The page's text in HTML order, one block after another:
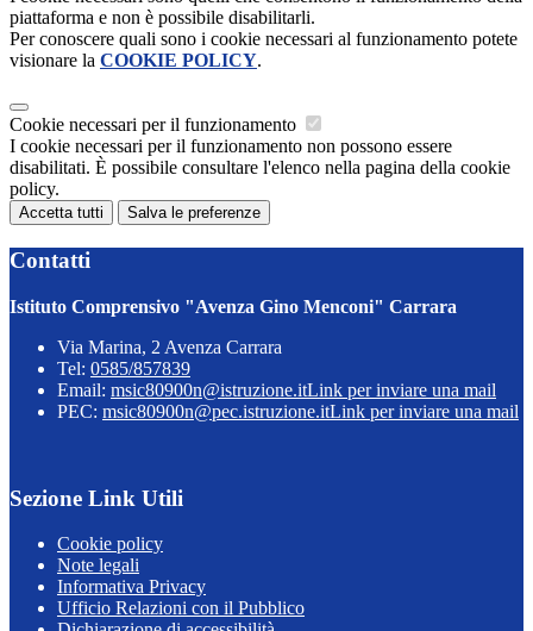
piattaforma e non è possibile disabilitarli.
Per conoscere quali sono i cookie necessari al funzionamento potete
visionare la COOKIE POLICY.
Cookie necessari per il funzionamento
I cookie necessari per il funzionamento non possono essere
disabilitati. È possibile consultare l'elenco nella pagina della cookie
policy.
Accetta tutti Salva le preferenze
Contatti
Istituto Comprensivo "Avenza Gino Menconi" Carrara
Via Marina, 2 Avenza Carrara
Tel: 0585/857839
Email: msic80900n@istruzione.itLink per inviare una mail
PEC: msic80900n@pec.istruzione.itLink per inviare una mail
Sezione Link Utili
Cookie policy
Note legali
Informativa Privacy
Ufficio Relazioni con il Pubblico